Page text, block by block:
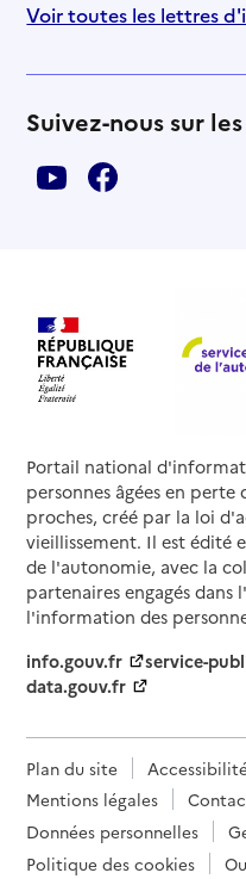
Voir toutes les lettres
Suivez-nous sur
Portail national
personnes âgées en
proches, créé par la loi
vieillissement. Il est édité
de l'autonomie, avec la
partenaires engagés
l'information des
info.gouv.fr
service-
data.gouv.fr
Plan du site
Mentions légales
Données personnelles
Politique des cookies